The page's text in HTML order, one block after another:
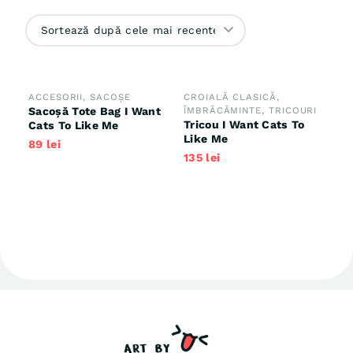
mai
ACCESORII ,SACOȘE
Sacoșă Tote Bag I Want
Cats To Like Me
89 lei
CROIALĂ CLASICĂ ,
ÎMBRĂCĂMINTE, TRICOURI
Tricou I Want Cats To
Like Me
135 lei